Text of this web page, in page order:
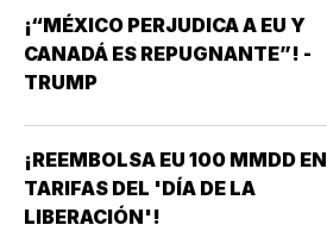
¡“MÉXICO PERJUDICA A EU Y
CANADÁ ES REPUGNANTE”! -
TRUMP
¡REEMBOLSA EU 100 MMDD EN
TARIFAS DEL 'DÍA DE LA
LIBERACIÓN'!